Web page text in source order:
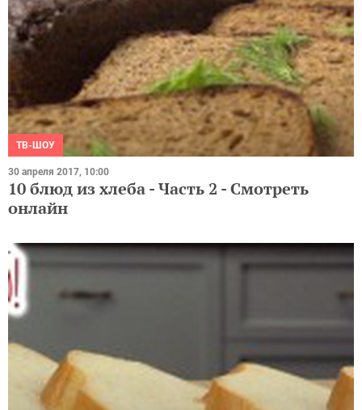
ТВ-ШОУ
30 апреля 2017, 10:00
10 блюд из хлеба - Часть 2 - Смотреть
онлайн